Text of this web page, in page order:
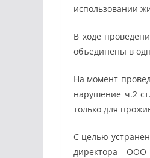
использовании
В ходе
объединены в
На момент
нарушение ч.2
только для
С целью
директора ООО